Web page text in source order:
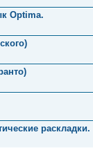
Optima.
раскладки.